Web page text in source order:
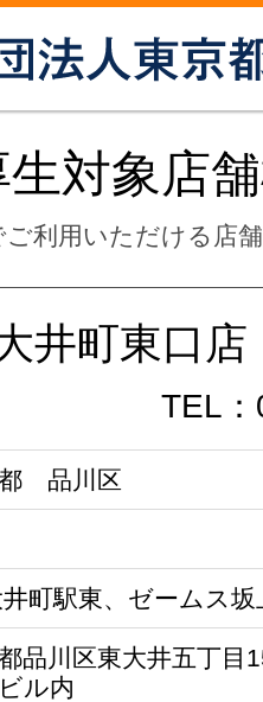
対象店
利用いただける店
井町東口店
TEL
品川区
町駅東、ゼームス坂
品川区東大井五丁
ル内